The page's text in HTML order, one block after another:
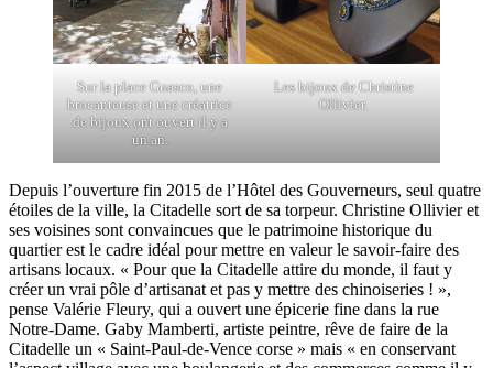
Sur la place Guasco, une
brocanteuse et une créatrice
de bijoux ont ouvert il y a
un an.
Les bijoux de Christine
Ollivier.
Depuis l’ouverture fin 2015 de l’Hôtel des Gouverneurs, seul quatre
étoiles de la ville, la Citadelle sort de sa torpeur. Christine Ollivier et
ses voisines sont convaincues que le patrimoine historique du
quartier est le cadre idéal pour mettre en valeur le savoir-faire des
artisans locaux. « Pour que la Citadelle attire du monde, il faut y
créer un vrai pôle d’artisanat et pas y mettre des chinoiseries ! »,
pense Valérie Fleury, qui a ouvert une épicerie fine dans la rue
Notre-Dame. Gaby Mamberti, artiste peintre, rêve de faire de la
Citadelle un « Saint-Paul-de-Vence corse » mais « en conservant